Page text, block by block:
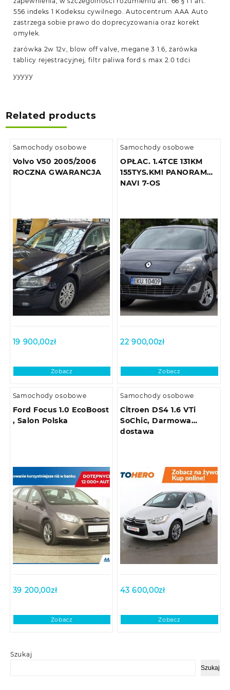
Szukaj
Szukaj
556 indeks 1 Kodeksu cywilnego. Autocentrum AAA Auto
zastrzega sobie prawo do doprecyzowania oraz korekt
omyłek.
żarówka 2w 12v, blow off valve, megane 3 1.6, żarówka
tablicy rejestracyjnej, filtr paliwa ford s max 2.0 tdci
yyyyy
Related products
Samochody osobowe
Volvo V50 2005/2006
ROCZNA GWARANCJA
19 900,00zł
Zobacz
Samochody osobowe
OPŁAC. 1.4TCE 131KM
155TYS.KM! PANORAMA
NAVI 7-OS
22 900,00zł
Zobacz
Samochody osobowe
Ford Focus 1.0 EcoBoost
, Salon Polska
39 200,00zł
Zobacz
Samochody osobowe
Citroen DS4 1.6 VTi
SoChic, Darmowa
dostawa
43 600,00zł
Zobacz